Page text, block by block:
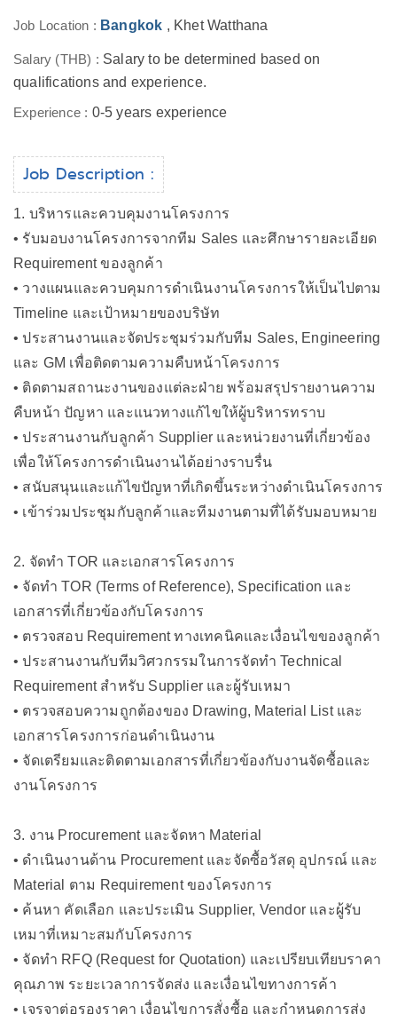
Job Location : Bangkok , Khet Watthana
Salary (THB) : Salary to be determined based on
qualifications and experience.
Experience : 0-5 years experience
Job Description :
1. บริหารและควบคุมงานโครงการ
• รับมอบงานโครงการจากทีม Sales และศึกษารายละเอียด
Requirement ของลูกค้า
• วางแผนและควบคุมการดำเนินงานโครงการให้เป็นไปตาม
Timeline และเป้าหมายของบริษัท
• ประสานงานและจัดประชุมร่วมกับทีม Sales, Engineering
และ GM เพื่อติดตามความคืบหน้าโครงการ
• ติดตามสถานะงานของแต่ละฝ่าย พร้อมสรุปรายงานความ
คืบหน้า ปัญหา และแนวทางแก้ไขให้ผู้บริหารทราบ
• ประสานงานกับลูกค้า Supplier และหน่วยงานที่เกี่ยวข้อง
เพื่อให้โครงการดำเนินงานได้อย่างราบรื่น
• สนับสนุนและแก้ไขปัญหาที่เกิดขึ้นระหว่างดำเนินโครงการ
• เข้าร่วมประชุมกับลูกค้าและทีมงานตามที่ได้รับมอบหมาย
2. จัดทำ TOR และเอกสารโครงการ
• จัดทำ TOR (Terms of Reference), Specification และ
เอกสารที่เกี่ยวข้องกับโครงการ
• ตรวจสอบ Requirement ทางเทคนิคและเงื่อนไขของลูกค้า
• ประสานงานกับทีมวิศวกรรมในการจัดทำ Technical
Requirement สำหรับ Supplier และผู้รับเหมา
• ตรวจสอบความถูกต้องของ Drawing, Material List และ
เอกสารโครงการก่อนดำเนินงาน
• จัดเตรียมและติดตามเอกสารที่เกี่ยวข้องกับงานจัดซื้อและ
งานโครงการ
3. งาน Procurement และจัดหา Material
• ดำเนินงานด้าน Procurement และจัดซื้อวัสดุ อุปกรณ์ และ
Material ตาม Requirement ของโครงการ
• ค้นหา คัดเลือก และประเมิน Supplier, Vendor และผู้รับ
เหมาที่เหมาะสมกับโครงการ
• จัดทำ RFQ (Request for Quotation) และเปรียบเทียบราคา
คุณภาพ ระยะเวลาการจัดส่ง และเงื่อนไขทางการค้า
• เจรจาต่อรองราคา เงื่อนไขการสั่งซื้อ และกำหนดการส่ง